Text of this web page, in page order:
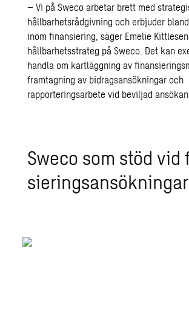
– Vi på Sweco arbetar brett med
hållbarhetsrådgivning och erbjuder
inom finansiering, säger Emelie Kittlesen,
hållbarhetsstrateg på Sweco. Det kan
handla om kartläggning av
framtagning av bidragsansökningar och
rapporteringsarbete vid beviljad ansökan.
Sweco som stöd
sie­rings­an­sök­ning­ar